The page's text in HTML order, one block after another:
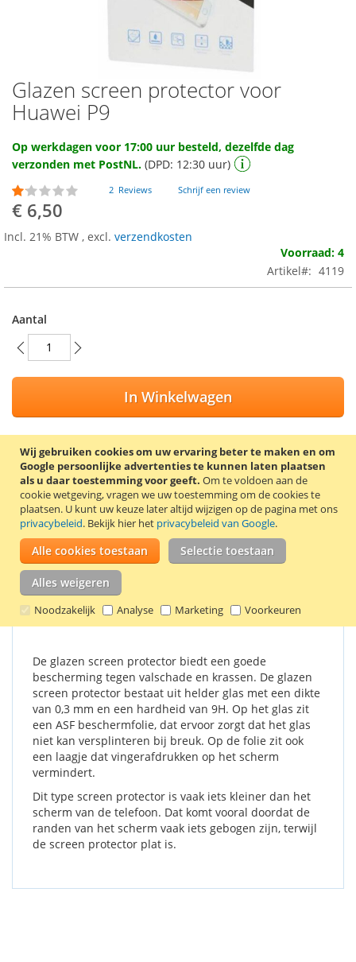
Wij gebruiken cookies om uw ervaring beter te maken en om
Google persoonlijke advertenties te kunnen laten plaatsen
als u daar toestemming voor geeft. Om te voldoen aan de
cookie wetgeving, vragen we uw toestemming om de cookies te
plaatsen. U kunt uw keuze later altijd wijzigen op de pagina met ons
privacybeleid. Bekijk hier het privacybeleid van Google.
Alle cookies toestaan Selectie toestaan
Alles weigeren
Noodzakelijk Analyse Marketing Voorkeuren
Ga
naar
het
van
de
afbeeldingen-
gallerij
Glazen screen protector voor
Huawei P9
Op werkdagen voor 17:00 uur besteld, dezelfde dag
verzonden met PostNL. (DPD: 12:30 uur)
Waardering:
20
% of100
2 Reviews Schrijf een review
€ 6,50
Incl. 21% BTW , excl. verzendkosten
Voorraad: 4
Artikel
4119
Aantal
In Winkelwagen
VOEG TOE AAN VERLANGLIJST
TOEVOEGEN OM TE VERGELIJKEN
Screen protector van gehard glas voor de Huawei P9. De
screen protector wordt geleverd met 2 schoonmaakdoekjes,
waarmee het scherm eerst schoongemaakt kan worden.
Details Productkenmerken Reviews 2
De glazen screen protector biedt een goede
bescherming tegen valschade en krassen. De glazen
screen protector bestaat uit helder glas met een dikte
van 0,3 mm en een hardheid van 9H. Op het glas zit
een ASF beschermfolie, dat ervoor zorgt dat het glas
niet kan versplinteren bij breuk. Op de folie zit ook
een laagje dat vingerafdrukken op het scherm
vermindert.
Dit type screen protector is vaak iets kleiner dan het
scherm van de telefoon. Dat komt vooral doordat de
randen van het scherm vaak iets gebogen zijn, terwijl
de screen protector plat is.